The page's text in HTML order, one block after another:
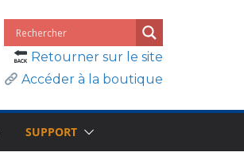
Retourner sur le site
Accéder à la boutique
SUPPORT